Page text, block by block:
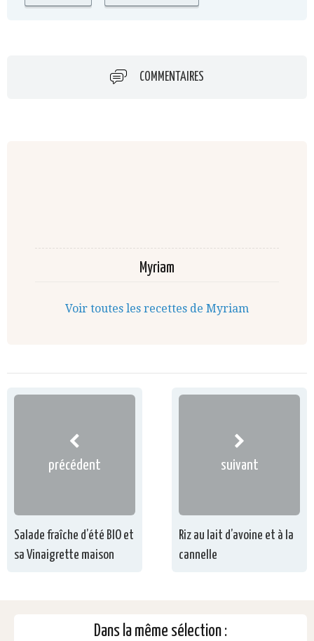
COMMENTAIRES
Myriam
Voir toutes les recettes de Myriam
précédent
Salade fraîche d’été BIO et
sa Vinaigrette maison
suivant
Riz au lait d’avoine et à la
cannelle
Dans la même sélection :